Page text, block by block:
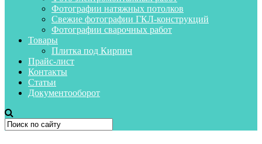
Фотографии натяжных потолков
Свежие фотографии ГКЛ-конструкций
Фотографии сварочных работ
Товары
Плитка под Кирпич
Прайс-лист
Контакты
Статьи
Документооборот